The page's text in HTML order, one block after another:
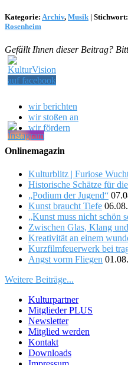
Kategorie: Archiv, Musik | Stichwort:
Rosenheim
Gefällt Ihnen dieser Beitrag?
wir berichten
wir stoßen an
wir fördern
Onlinemagazin
Kulturblitz | Furiose
Historische Schätze für
„Podium der Jugend“
Kunst braucht Tiefe
„Kunst muss nicht schön
Zwischen Glas, Klang
Kreativität an einem
Kurzfilmfeuerwerk bei
Angst vorm Fliegen
Weitere Beiträge...
Kulturpartner
Mitglieder PLUS
Newsletter
Mitglied werden
Kontakt
Downloads